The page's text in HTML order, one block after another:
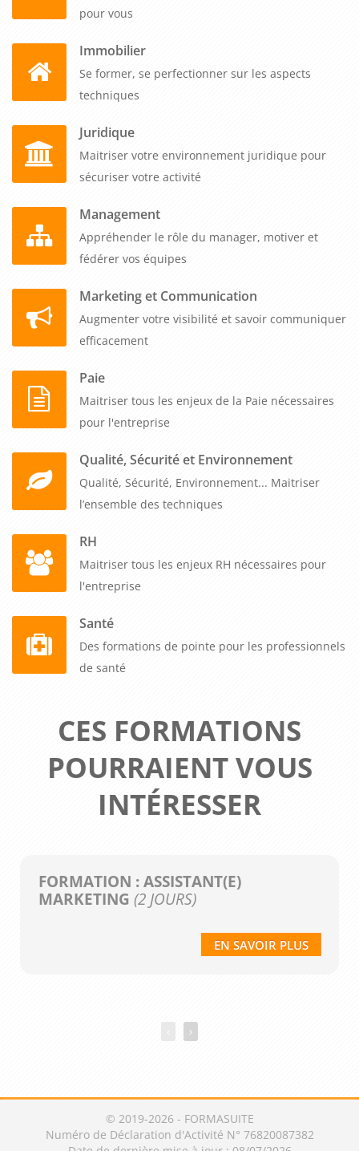
pour vous
Immobilier
Se former, se perfectionner sur les aspects
techniques
Juridique
Maitriser votre environnement juridique pour
sécuriser votre activité
Management
Appréhender le rôle du manager, motiver et
fédérer vos équipes
Marketing et Communication
Augmenter votre visibilité et savoir communiquer
efficacement
Paie
Maitriser tous les enjeux de la Paie nécessaires
pour l'entreprise
Qualité, Sécurité et Environnement
Qualité, Sécurité, Environnement... Maitriser
l’ensemble des techniques
RH
Maitriser tous les enjeux RH nécessaires pour
l'entreprise
Santé
Des formations de pointe pour les professionnels
de santé
CES FORMATIONS
POURRAIENT VOUS
INTÉRESSER
FORMATION : ASSISTANT(E)
MARKETING (2 JOURS)
EN SAVOIR PLUS
›
© 2019-2026 - FORMASUITE
Numéro de Déclaration d'Activité N° 76820087382